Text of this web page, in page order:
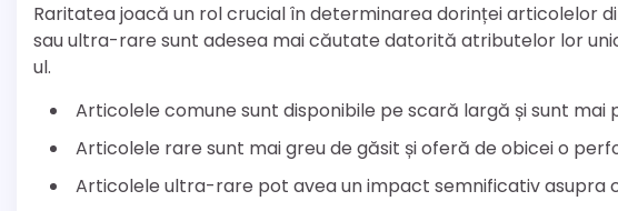
Raritatea joacă un rol crucial în determinarea dorinței articolelor
sau ultra-rare sunt adesea mai căutate datorită atributelor lor
ul.
Articolele comune sunt disponibile pe scară largă și sunt mai
Articolele rare sunt mai greu de găsit și oferă de obicei o
Articolele ultra-rare pot avea un impact semnificativ asupra